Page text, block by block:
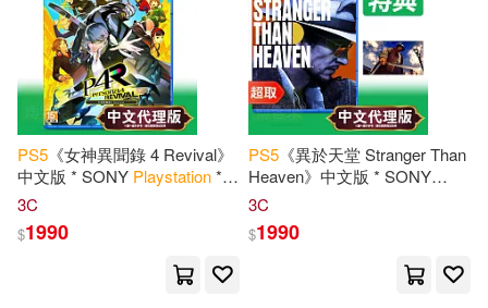
Van Sickle(1)
Veronica Mirat(1) Wales(1)
banishment(1) yomochi(1)
PS5 《女神異聞錄 4 Revival》
中文版 * SONY Playstation*
台灣代理版
3C
$1990
PS5 《異於天堂 Stranger Than
Heaven》中文版 * SONY
Playstation
3C
$1990